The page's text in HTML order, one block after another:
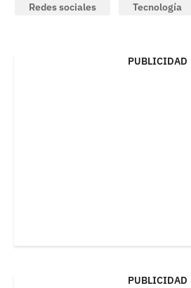
Redes sociales
Tecnología
PUBLICIDAD
PUBLICIDAD